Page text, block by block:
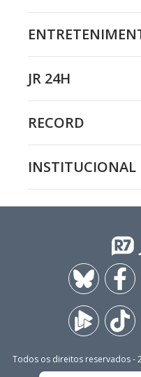
JR 24H
RECORD
INSTITUCIONAL
Todos os direitos reservados -